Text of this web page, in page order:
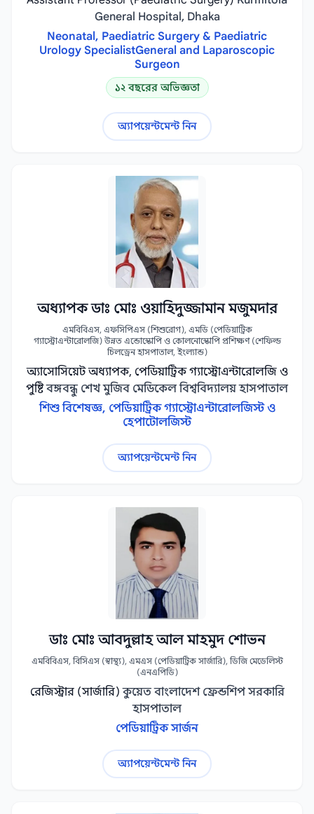
General Hospital, Dhaka
Neonatal, Paediatric Surgery & Paediatric
Urology SpecialistGeneral and Laparoscopic
Surgeon
১২ বছরের অভিজ্ঞতা
অ্যাপয়েন্টমেন্ট নিন
অধ্যাপক ডাঃ মোঃ ওয়াহিদুজ্জামান মজুমদার
এমবিবিএস, এফসিপিএস (শিশুরোগ), এমডি (পেডিয়াট্রিক
গ্যাস্ট্রোএন্টারোলজি) উন্নত এন্ডোস্কোপি ও কোলনোস্কোপি প্রশিক্ষণ (শেফিল্ড
চিলড্রেন হাসপাতাল, ইংল্যান্ড)
অ্যাসোসিয়েট অধ্যাপক, পেডিয়াট্রিক গ্যাস্ট্রোএন্টারোলজি ও
পুষ্টি বঙ্গবন্ধু শেখ মুজিব মেডিকেল বিশ্ববিদ্যালয় হাসপাতাল
শিশু বিশেষজ্ঞ, পেডিয়াট্রিক গ্যাস্ট্রোএন্টারোলজিস্ট ও
হেপাটোলজিস্ট
অ্যাপয়েন্টমেন্ট নিন
ডাঃ মোঃ আবদুল্লাহ আল মাহমুদ শোভন
এমবিবিএস, বিসিএস (স্বাস্থ্য), এমএস (পেডিয়াট্রিক সার্জারি), ডিজি মেডেলিস্ট
(এনএপিডি)
রেজিস্ট্রার (সার্জারি) কুয়েত বাংলাদেশ ফ্রেন্ডশিপ সরকারি
হাসপাতাল
পেডিয়াট্রিক সার্জন
অ্যাপয়েন্টমেন্ট নিন